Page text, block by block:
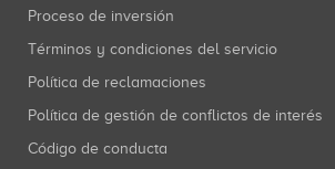
Proceso de inversión
Términos y condiciones del servicio
Política de reclamaciones
Política de gestión de conflictos de interés
Código de conducta